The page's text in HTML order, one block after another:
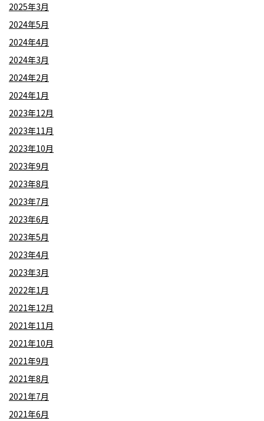
2025年3月
2024年5月
2024年4月
2024年3月
2024年2月
2024年1月
2023年12月
2023年11月
2023年10月
2023年9月
2023年8月
2023年7月
2023年6月
2023年5月
2023年4月
2023年3月
2022年1月
2021年12月
2021年11月
2021年10月
2021年9月
2021年8月
2021年7月
2021年6月